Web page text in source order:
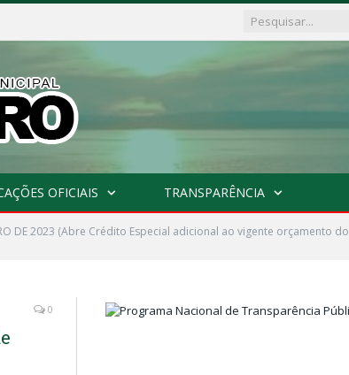
OFICIAIS TRANSPARÊNCIA
DE 2023 (Abre Crédito Especial adicional ao vigente orçamento do
0